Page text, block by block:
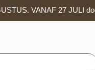
VANAF 27 JULI